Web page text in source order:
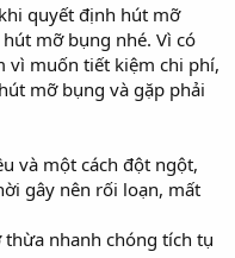
quyết định hút mỡ
mỡ bụng nhé. Vì có
vì muốn tiết kiệm chi phí,
mỡ bụng và gặp phải
và một cách đột ngột,
gây nên rối loạn, mất
nhanh chóng tích tụ